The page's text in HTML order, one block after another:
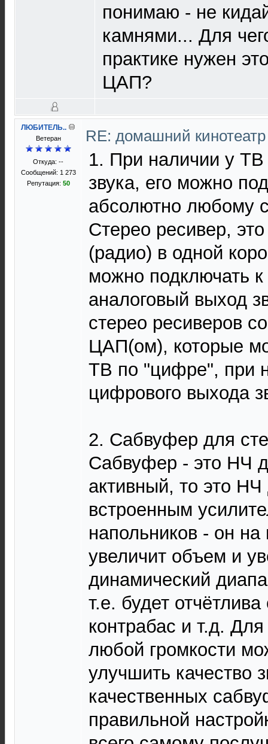
понимаю - не
камнями... Для
практике нужен
ЦАП?
ЛЮБИТЕЛЬ..
Ветеран
Откуда: --
Сообщений: 1 273
Репутация: 50
RE: домашний
1. При наличии у ТВ
звука, его можно
абсолютно любому
Стерео ресивер,
(радио) в одной
можно подключать к
аналоговый выход
стерео ресиверов
ЦАП(ом), которые
ТВ по "цифре", при
цифрового выхода
2. Сабвуфер для
Сабвуфер - это НЧ
активный, то это
встроенным
напольников - он
увеличит объем и
динамический
т.е. будет
контрабас и т.д.
любой громкости
улучшить качество
качественных
правильной